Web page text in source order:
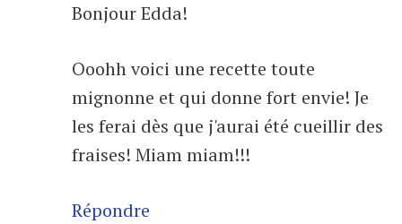
Bonjour Edda!
Ooohh voici une recette toute
mignonne et qui donne fort envie! Je
les ferai dès que j'aurai été cueillir des
fraises! Miam miam!!!
Répondre